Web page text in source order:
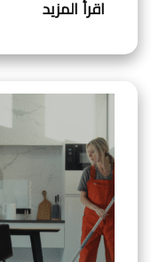
اقرأ المزيد